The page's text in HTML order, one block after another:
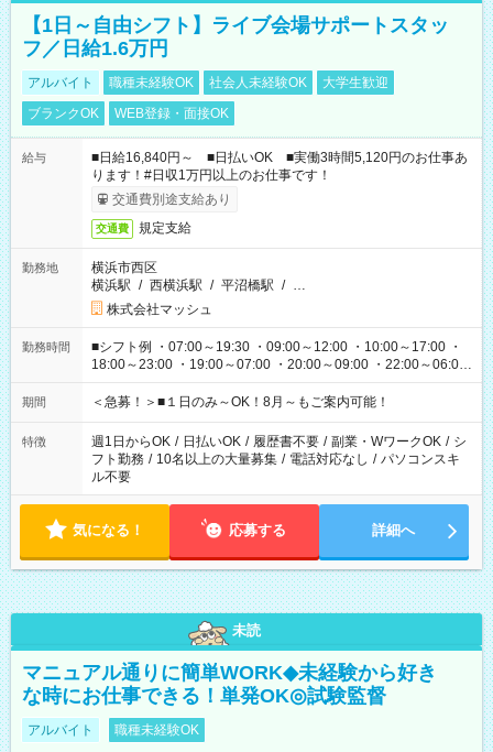
【1日～自由シフト】ライブ会場サポートスタッ
フ／日給1.6万円
アルバイト 職種未経験OK 社会人未経験OK
大学生歓迎
ブランクOK
WEB登録・面接OK
給与
■日給16,840円～ ■日払いOK ■実働3時間5,120円のお仕事あ
ります！#日収1万円以上のお仕事です！
交通費別途支給あり
交通費 規定支給
勤務地
横浜市西区
横浜駅 / 西横浜駅 / 平沼橋駅 / …
株式会社マッシュ
勤務時間
■シフト例 ・07:00～19:30 ・09:00～12:00 ・10:00～17:00 ・
18:00～23:00 ・19:00～07:00 ・20:00～09:00 ・22:00～06:00
etc ★最短で3時間で5,120円のお仕事から 15時間で2万円近く稼
げるお仕事も！ ご希望のお時間に合わせてご紹介！ ※シフトは
ください！
期間 ＜急募！＞■１日のみ～OK！8月～もご案内可能！
特徴 週1日からOK / 日払いOK / 履歴書不要 / 副業・WワークOK / シ
フト勤務 / 10名以上の大量募集 / 電話対応なし / パソコンスキ
ル不要
気になる！ 応募する 詳細へ
未読
マニュアル通りに簡単WORK◆未経験から好き
な時にお仕事できる！単発OK◎試験監督
アルバイト 職種未経験OK